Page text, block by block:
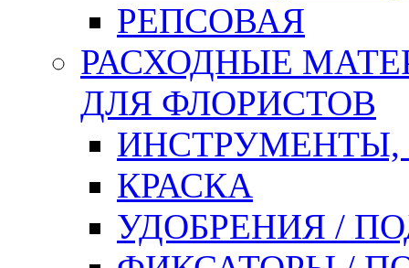
РЕПСОВАЯ
РАСХОДНЫЕ
ДЛЯ ФЛОРИСТОВ
ИНСТРУМЕНТЫ,
КРАСКА
УДОБРЕНИЯ /